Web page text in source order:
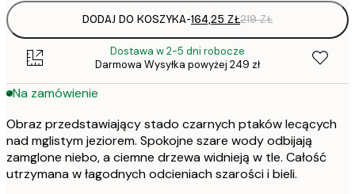
DODAJ DO KOSZYKA-164,25 ZŁ219 ZŁ
Dostawa w 2-5 dni robocze
Darmowa Wysyłka powyżej 249 zł
Na zamówienie
Obraz przedstawiający stado czarnych ptaków lecących
nad mglistym jeziorem. Spokojne szare wody odbijają
zamglone niebo, a ciemne drzewa widnieją w tle. Całość
utrzymana w łagodnych odcieniach szarości i bieli.